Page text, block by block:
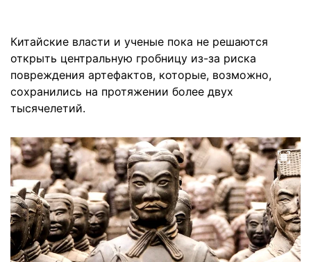
Китайские власти и ученые пока не решаются
открыть центральную гробницу из-за риска
повреждения артефактов, которые, возможно,
сохранились на протяжении более двух
тысячелетий.